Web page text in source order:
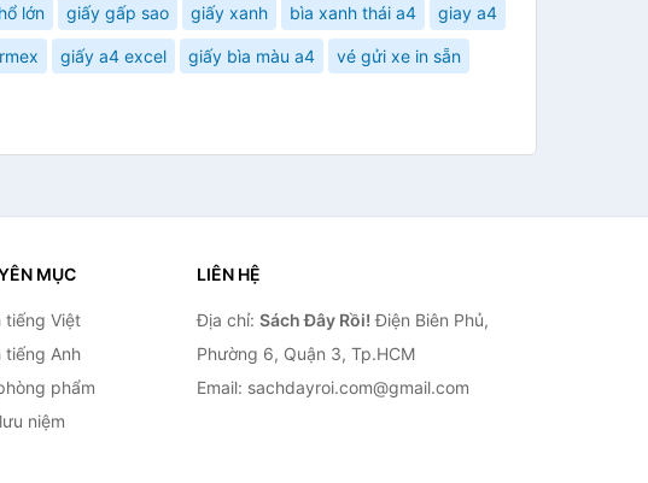
lớn giấy gấp sao giấy xanh bìa xanh thái a4 giay a4
giấy a4 excel giấy bìa màu a4 vé gửi xe in sẵn
MỤC
tiếng Việt
tiếng Anh
phẩm
niệm
LIÊN HỆ
Địa chỉ: Sách Đây Rồi! Điện Biên Phủ,
Phường 6, Quận 3, Tp.HCM
Email: sachdayroi.com@gmail.com